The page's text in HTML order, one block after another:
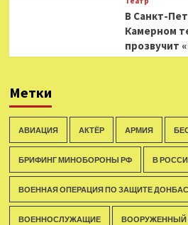
В Санкт-
Камерном
прозвучит
Метки
АВИАЦИЯ АКТЁР АРМИЯ
БРИФИНГ МИНОБОРОНЫ РФ В
ВОЕННАЯ ОПЕРАЦИЯ ПО ЗАЩИТЕ
ВОЕННОСЛУЖАЩИЕ ВООРУЖЕННЫЙ